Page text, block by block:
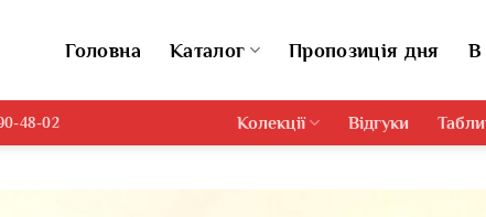
Головна Каталог Пропозиція дня В
48-02 Колекції Відгуки